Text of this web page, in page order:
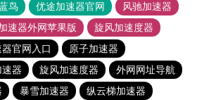
鸟 优途加速器官网
风驰加速器
速器外网苹果版
旋风加速度器
官网入口
原子加速器
器 旋风加速度器
外网网址导航
暴雪加速器
纵云梯加速器